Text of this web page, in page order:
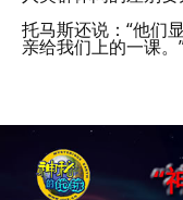
托马斯还说：“他们
亲给我们上的一课。